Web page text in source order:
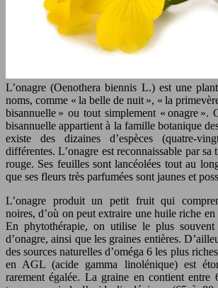
L’onagre (Oenothera biennis L.) est une
noms, comme « la belle de nuit », « la
bisannuelle » ou tout simplement « onagre ».
bisannuelle appartient à la famille botanique
existe des dizaines d’espèces (quatre-
différentes. L’onagre est reconnaissable par sa
rouge. Ses feuilles sont lancéolées tout au
que ses fleurs très parfumées sont jaunes et
L’onagre produit un petit fruit qui
noires, d’où on peut extraire une huile riche en
En phytothérapie, on utilise le plus
d’onagre, ainsi que les graines entières.
des sources naturelles d’oméga 6 les plus
en AGL (acide gamma linolénique) est
rarement égalée. La graine en contient